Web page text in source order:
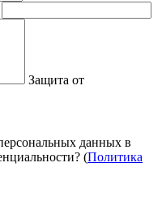
Защита от
данных в
(Политика